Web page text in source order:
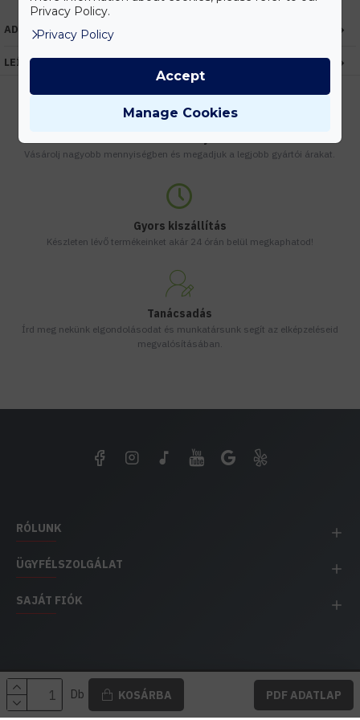
Db KOSÁRBA PDF ADATLAP
ADATOK
LEÍRÁS
Vásárolj nagyobb mennyiségben és megadjuk a legjobb gyártói árakat.
Gyors kiszállítás
Készleten lévő termékeinket akár 24 órán belül megkaphatod!
Tanácsadás
Írd meg nekünk elgondolásodat és munkatársunk segít az elképzeléseid
megvalósításában.
RÓLUNK
ÜGYFÉLSZOLGÁLAT
SAJÁT FIÓK
EH IMPEX / Copyright © 1991-2025 Energia Háza
Privacy Policy.
Privacy Policy
Manage Cookies
Accept